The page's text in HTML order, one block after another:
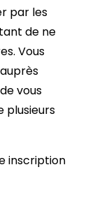
par les
de ne
Vous
vous
plusieurs
inscription